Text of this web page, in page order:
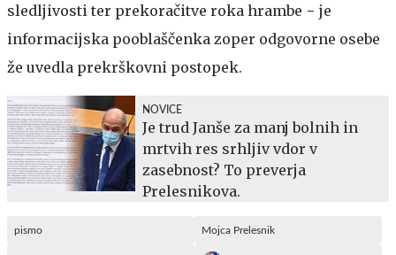
sledljivosti ter prekoračitve roka hrambe − je
informacijska pooblaščenka zoper odgovorne osebe
že uvedla prekrškovni postopek.
NOVICE
Je trud Janše za manj bolnih in
mrtvih res srhljiv vdor v
zasebnost? To preverja
Prelesnikova.
pismo Mojca Prelesnik